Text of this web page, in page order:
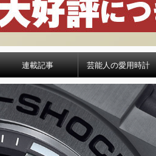
連載記事 芸能人の愛用時計